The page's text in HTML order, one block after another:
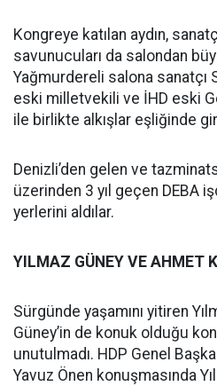
Kongreye katılan aydın,
savunucuları da salondan
Yağmurdereli salona sanatçı
eski milletvekili ve İHD eski
ile birlikte alkışlar eşliğinde
Denizli’den gelen ve
üzerinden 3 yıl geçen DEBA
yerlerini aldılar.
YILMAZ GÜNEY VE AHMET
Sürgünde yaşamını yitiren
Güney’in de konuk olduğu
unutulmadı. HDP Genel
Yavuz Önen konuşmasında